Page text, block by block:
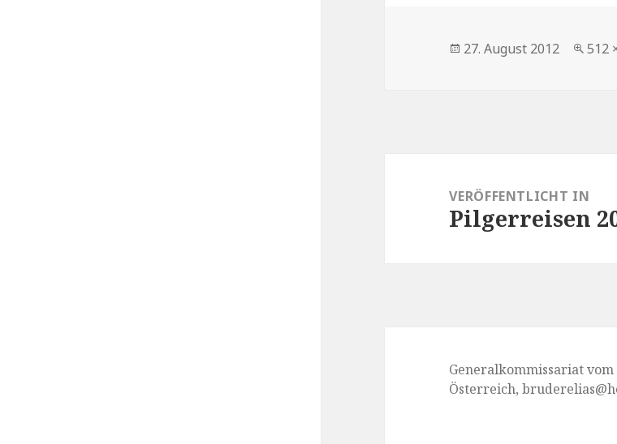
Veröffentlicht
27. August 2012 512
VERÖFFENTLICHT IN
Pilgerreisen
Generalkommissariat
Österreich,